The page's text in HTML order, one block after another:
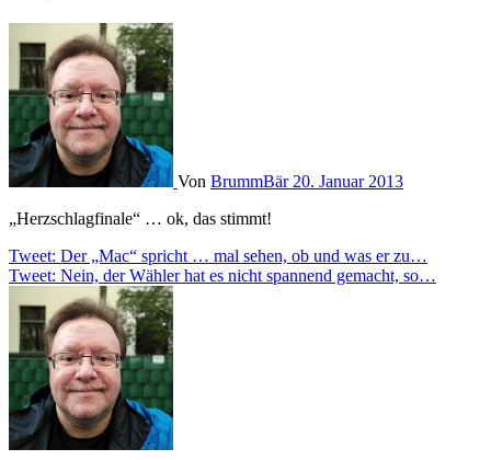
Von BrummBär 20. Januar 2013
„Herzschlagfinale“ … ok, das stimmt!
Beitragsnavigation
Tweet: Der „Mac“ spricht … mal sehen, ob und was er zu…
Tweet: Nein, der Wähler hat es nicht spannend gemacht, so…